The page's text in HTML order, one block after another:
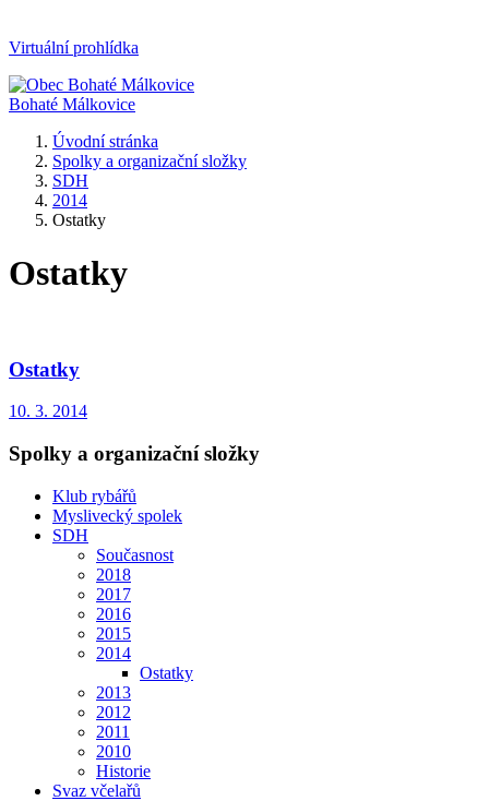
Virtuální prohlídka
Bohaté Málkovice
Úvodní stránka
Spolky a organizační složky
SDH
2014
Ostatky
Ostatky
Ostatky
10. 3. 2014
Spolky a organizační složky
Klub rybářů
Myslivecký spolek
SDH
Současnost
2018
2017
2016
2015
2014
Ostatky
2013
2012
2011
2010
Historie
Svaz včelařů